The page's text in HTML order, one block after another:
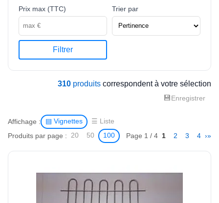
Prix max (TTC) Trier par
Filtrer
310 produits correspondent à votre sélection
💾Enregistrer
Affichage : ▤ Vignettes ☰ Liste
Produits par page : 20 50 100 Page 1 / 4 1 2 3 4 ›»